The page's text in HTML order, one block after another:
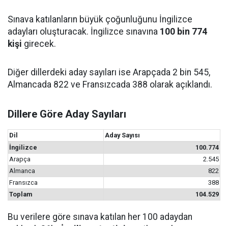
Sınava katılanların büyük çoğunluğunu İngilizce
adayları oluşturacak. İngilizce sınavına 100 bin 774
kişi girecek.
Diğer dillerdeki aday sayıları ise Arapçada 2 bin 545,
Almancada 822 ve Fransızcada 388 olarak açıklandı.
Dillere Göre Aday Sayıları
Dil
Aday Sayısı
İngilizce
100.774
Arapça
2.545
Almanca
822
Fransızca
388
Toplam
104.529
Bu verilere göre sınava katılan her 100 adaydan